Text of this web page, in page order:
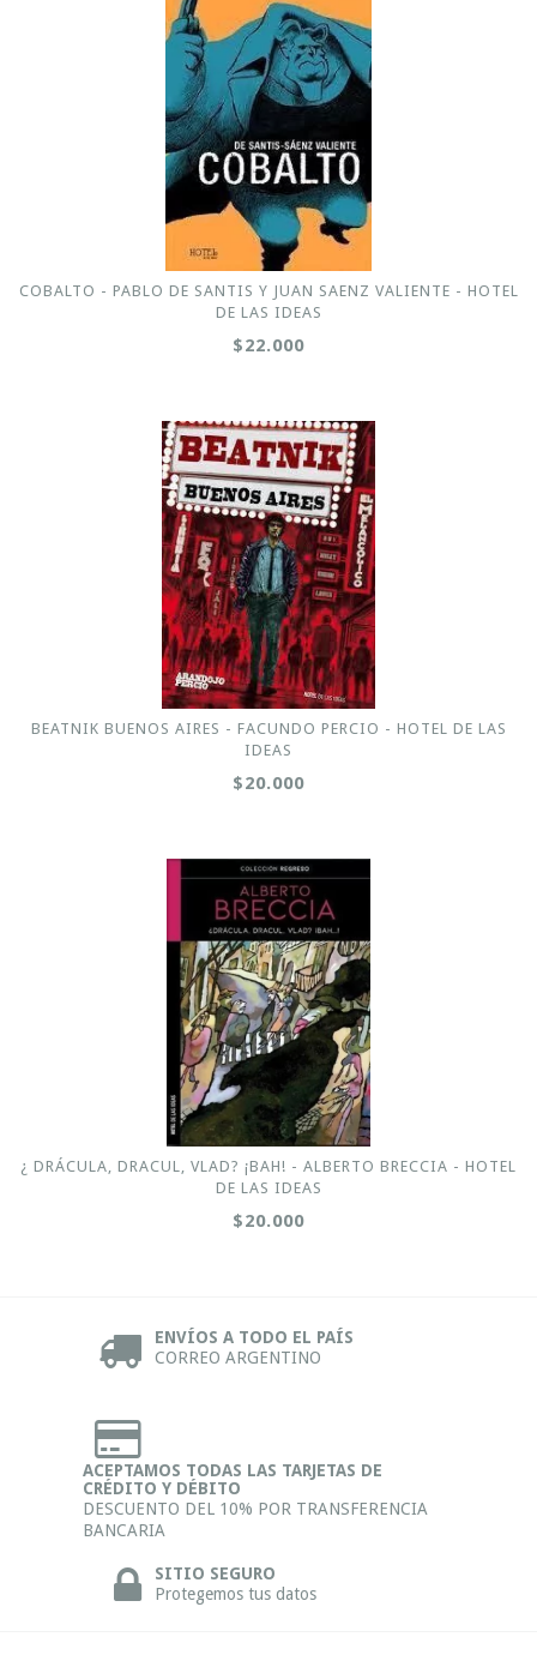
COBALTO - PABLO DE SANTIS Y JUAN SAENZ VALIENTE - HOTEL
DE LAS IDEAS
$22.000
BEATNIK BUENOS AIRES - FACUNDO PERCIO - HOTEL DE LAS
IDEAS
$20.000
¿ DRÁCULA, DRACUL, VLAD? ¡BAH! - ALBERTO BRECCIA - HOTEL
DE LAS IDEAS
$20.000
ENVÍOS A TODO EL PAÍS
CORREO ARGENTINO
ACEPTAMOS TODAS LAS TARJETAS DE
CRÉDITO Y DÉBITO
DESCUENTO DEL 10% POR TRANSFERENCIA
BANCARIA
SITIO SEGURO
Protegemos tus datos